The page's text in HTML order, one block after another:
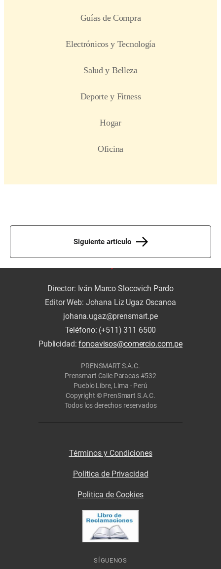
Siguiente artículo
Director: Iván Marco Slocovich Pardo
Editor Web: Johana Liz Ugaz Oscanoa
johana.ugaz@prensmart.pe
Teléfono: (+511) 311 6500
Publicidad:fonoavisos@comercio.com.pe
PRENSMART S.A.C.
Prensmart Calle Paracas #532
Pueblo Libre, Lima - Perú
Copyright © PrenSmart S.A.C.
Todos los derechos reservados
Términos y Condiciones
Política de Privacidad
Politica de Cookies
SÍGUENOS